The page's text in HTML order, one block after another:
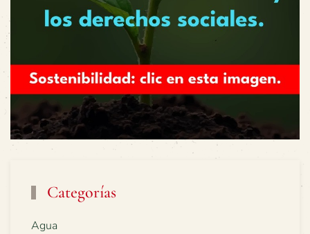
Categorías
Agua